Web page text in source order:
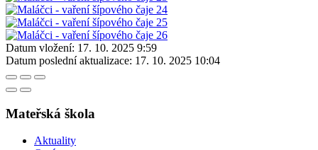
Datum vložení: 17. 10. 2025 9:59
Datum poslední aktualizace: 17. 10. 2025 10:04
Mateřská škola
Aktuality